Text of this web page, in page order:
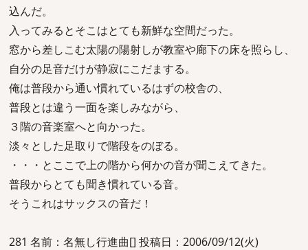
込んだ。
入ってみるとそこはとても新鮮な空間だった。
窓から差しこむ太陽の陽射しが教室や廊下の床を照らし、
自分の足音だけが静寂にこだまする。
俺は普段から通い慣れているはずの校舎の、
普段とは違う一面を楽しみながら、
３階の音楽室へと向かった。
淡々とした足取りで階段をのぼる。
・・・とここで上の階から何かの音が聞こえてきた。
普段からとても聞き慣れている音。
そうこれはサックスの音だ！
281 名前：名無し行進曲[] 投稿日：2006/09/12(火)